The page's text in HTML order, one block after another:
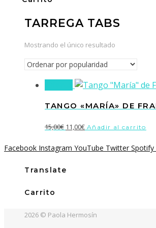
TARREGA TABS
Mostrando el único resultado
TANGO «MARÍA» DE
15,00€ El
original
11,00€El
actual
Añadir al carrito
Facebook Instagram YouTube Twitter Spotify
Translate
Carrito
2026 © Paola Hermosín